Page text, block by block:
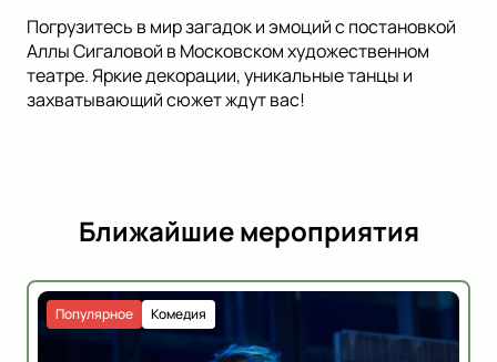
Погрузитесь в мир загадок и эмоций с постановкой
Аллы Сигаловой в Московском художественном
театре. Яркие декорации, уникальные танцы и
захватывающий сюжет ждут вас!
Ближайшие мероприятия
Комедия
Популярное